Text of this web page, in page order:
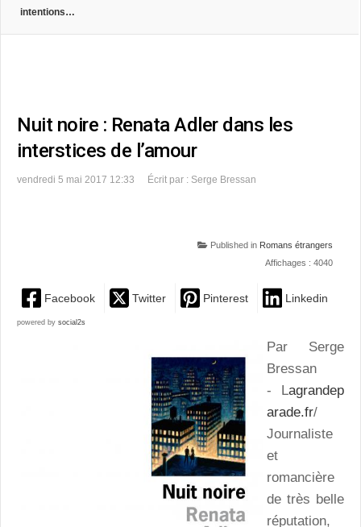
intentions…
Nuit noire : Renata Adler dans les
interstices de l’amour
vendredi 5 mai 2017 12:33 Écrit par : Serge Bressan
Published in Romans étrangers
Affichages : 4040
Facebook Twitter Pinterest Linkedin
powered by social2s
Par Serge
Bressan
- Lagrandep
arade.fr/
Journaliste
et
romancière
de très belle
réputation,